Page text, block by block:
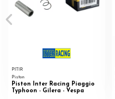
PITIR
Piston
Piston Inter Racing Piaggio
Typhoon - Gilera - Vespa